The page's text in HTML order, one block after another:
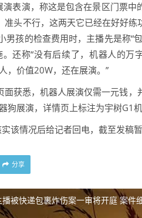
表演，称这是包含在景区门票中
头不行，这两天它已经在好好练
孩的检查费用时，主播先是称“
还称“没有后续了，机器人的万
，价值20W，还在展演。”
获悉，机器人展演仅需一元钱，
狗展演，详情页上标注为宇树G1机
该情况后给记者回电，截至发稿暂
分享
播被快递包裹炸伤案一审将开庭 案件